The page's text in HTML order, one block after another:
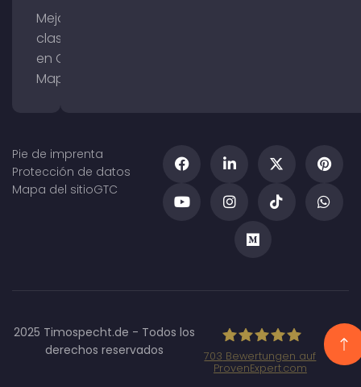
Mejorar la
clasificación
en Google
Maps
Pie de imprenta
Protección de datos
Mapa del sitioGTC
2025 Timospecht.de - Todos los
derechos reservados
703 Bewertungen auf
ProvenExpert.com